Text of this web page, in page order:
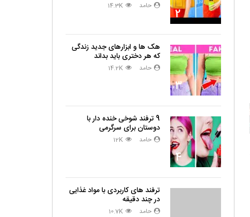
2
حامد 14.3K
3
هک ها و ابزارهای جدید زندگی
که هر دختری باید بداند
حامد 14.2K
4
9 ترفند شوخی خنده دار با
دوستان برای سرگرمی
حامد 12K
ترفند های کاربردی با مواد غذایی
در چند دقیقه
حامد 10.7K